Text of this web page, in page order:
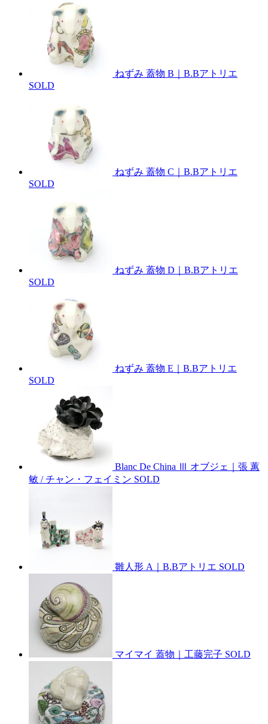
ねずみ 蓋物 B｜B.Bアトリエ
SOLD
ねずみ 蓋物 C｜B.Bアトリエ
SOLD
ねずみ 蓋物 D｜B.Bアトリエ
SOLD
ねずみ 蓋物 E｜B.Bアトリエ
SOLD
Blanc De China Ⅲ オブジェ｜張 蕙
敏 / チャン・フェイミン SOLD
雛人形 A｜B.Bアトリエ SOLD
マイマイ 蓋物｜工藤完子 SOLD